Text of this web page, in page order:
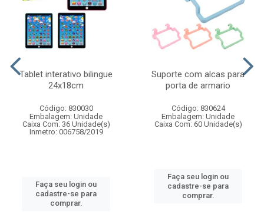
Tablet interativo bilingue
24x18cm
Código: 830030
Embalagem: Unidade
Caixa Com: 36 Unidade(s)
Inmetro: 006758/2019
Faça seu login ou
cadastre-se para
comprar.
Suporte com alcas para
porta de armario
Código: 830624
Embalagem: Unidade
Caixa Com: 60 Unidade(s)
Faça seu login ou
cadastre-se para
comprar.